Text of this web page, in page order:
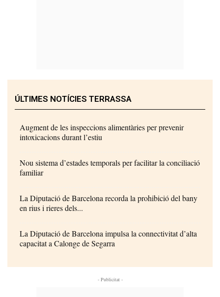
ÚLTIMES NOTÍCIES TERRASSA
Augment de les inspeccions alimentàries per prevenir
intoxicacions durant l’estiu
Nou sistema d’estades temporals per facilitar la conciliació
familiar
La Diputació de Barcelona recorda la prohibició del bany
en rius i rieres dels...
La Diputació de Barcelona impulsa la connectivitat d’alta
capacitat a Calonge de Segarra
- Publicitat -